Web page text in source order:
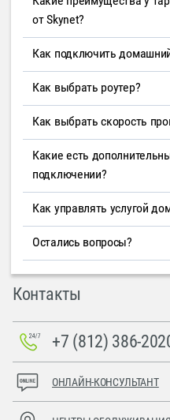
от Skynet?
Как подключить
Как выбрать роутер?
Как выбрать скорость
Какие есть
подключении?
Как управлять услугой
Остались вопросы?
Контакты
+7 (812) 386-
ОНЛАЙН-КОНСУЛЬТАНТ